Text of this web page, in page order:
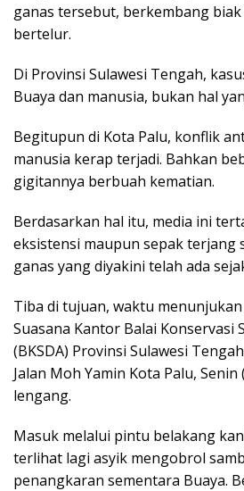
ganas tersebut, berkembang biak
bertelur.
Di Provinsi Sulawesi Tengah,
Buaya dan manusia, bukan hal
Begitupun di Kota Palu, konflik
manusia kerap terjadi. Bahkan
gigitannya berbuah kematian.
Berdasarkan hal itu, media ini
eksistensi maupun sepak terjang
ganas yang diyakini telah ada
Tiba di tujuan, waktu
Suasana Kantor Balai Konservasi
(BKSDA) Provinsi Sulawesi
Jalan Moh Yamin Kota Palu,
lengang.
Masuk melalui pintu belakang
terlihat lagi asyik mengobrol
penangkaran sementara Buaya.